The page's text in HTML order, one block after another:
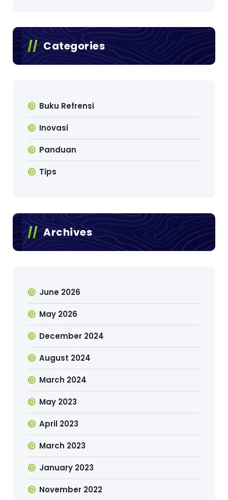
Categories
Buku Refrensi
Inovasi
Panduan
Tips
Archives
June 2026
May 2026
December 2024
August 2024
March 2024
May 2023
April 2023
March 2023
January 2023
November 2022